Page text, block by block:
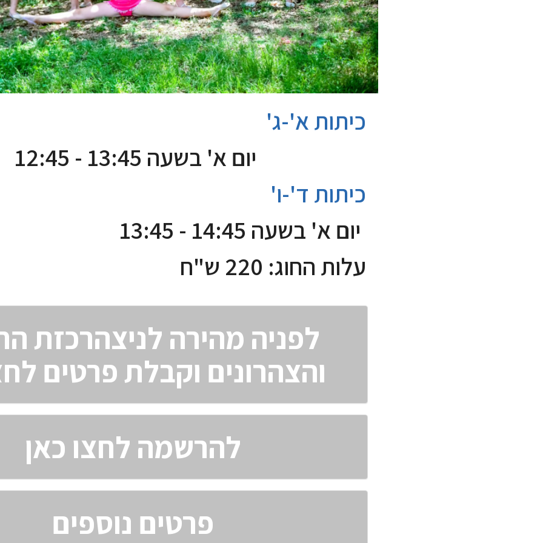
כיתות א'-ג'
יום א' בשעה 13:45 - 12:45
כיתות ד'-ו'
יום א' בשעה 14:45 - 13:45
עלות החוג: 220 ש"ח
לפניה מהירה לניצהרכזת
והצהרונים וקבלת פרטים
להרשמה לחצו כאן
פרטים נוספים